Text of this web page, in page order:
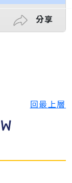
分享
回最上層